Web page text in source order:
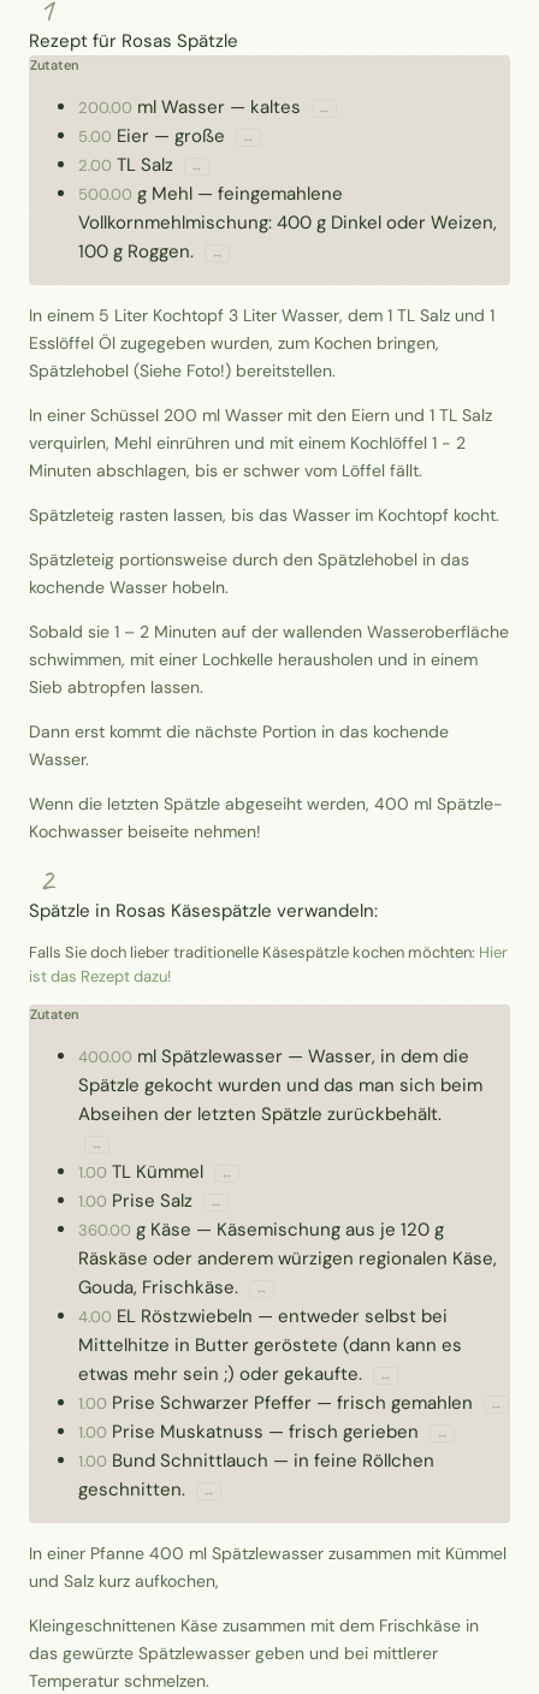
1
Rezept für Rosas Spätzle
Zutaten
200.00 ml Wasser — kaltes ↔
5.00 Eier — große ↔
2.00 TL Salz ↔
500.00 g Mehl — feingemahlene
Vollkornmehlmischung: 400 g Dinkel oder Weizen,
100 g Roggen.
↔
In einem 5 Liter Kochtopf 3 Liter Wasser, dem 1 TL Salz und 1
Esslöffel Öl zugegeben wurden, zum Kochen bringen,
Spätzlehobel (Siehe Foto!) bereitstellen.
In einer Schüssel 200 ml Wasser mit den Eiern und 1 TL Salz
verquirlen, Mehl einrühren und mit einem Kochlöffel 1 - 2
Minuten abschlagen, bis er schwer vom Löffel fällt.
Spätzleteig rasten lassen, bis das Wasser im Kochtopf kocht.
Spätzleteig portionsweise durch den Spätzlehobel in das
kochende Wasser hobeln.
Sobald sie 1 – 2 Minuten auf der wallenden Wasseroberfläche
schwimmen, mit einer Lochkelle herausholen und in einem
Sieb abtropfen lassen.
Dann erst kommt die nächste Portion in das kochende
Wasser.
Wenn die letzten Spätzle abgeseiht werden, 400 ml Spätzle-
Kochwasser beiseite nehmen!
2
Spätzle in Rosas Käsespätzle verwandeln:
Falls Sie doch lieber traditionelle Käsespätzle kochen möchten: Hier
ist das Rezept dazu!
Zutaten
400.00 ml Spätzlewasser — Wasser, in dem die
Spätzle gekocht wurden und das man sich beim
Abseihen der letzten Spätzle zurückbehält.
↔
1.00 TL Kümmel ↔
1.00 Prise Salz ↔
360.00 g Käse — Käsemischung aus je 120 g
Räskäse oder anderem würzigen regionalen Käse,
Gouda, Frischkäse.
↔
4.00 EL Röstzwiebeln — entweder selbst bei
Mittelhitze in Butter geröstete (dann kann es
etwas mehr sein ;) oder gekaufte.
↔
1.00 Prise Schwarzer Pfeffer — frisch gemahlen ↔
1.00 Prise Muskatnuss — frisch gerieben ↔
1.00 Bund Schnittlauch — in feine Röllchen
geschnitten.
↔
In einer Pfanne 400 ml Spätzlewasser zusammen mit Kümmel
und Salz kurz aufkochen,
Kleingeschnittenen Käse zusammen mit dem Frischkäse in
das gewürzte Spätzlewasser geben und bei mittlerer
Temperatur schmelzen.